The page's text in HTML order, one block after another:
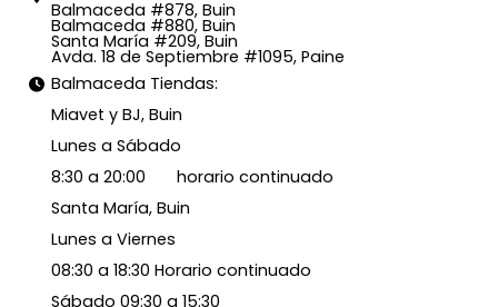
Balmaceda #878, Buin
Balmaceda #880, Buin
Santa María #209, Buin
Avda. 18 de Septiembre #1095, Paine
Balmaceda Tiendas:
Miavet y BJ, Buin
Lunes a Sábado
8:30 a 20:00 horario continuado
Santa María, Buin
Lunes a Viernes
08:30 a 18:30 Horario continuado
Sábado 09:30 a 15:30